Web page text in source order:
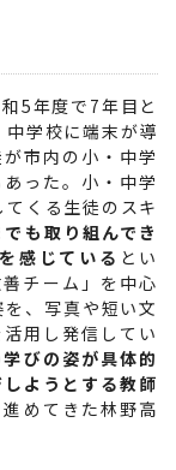
5年度で7年目と
学校に端末が導
市内の小・中学
った。小・中学
くる生徒のスキ
でも取り組んでき
感じている とい
チーム」を中心
、写真や短い文
用し発信してい
びの姿が具体的
ようとする教師
めてきた林野高